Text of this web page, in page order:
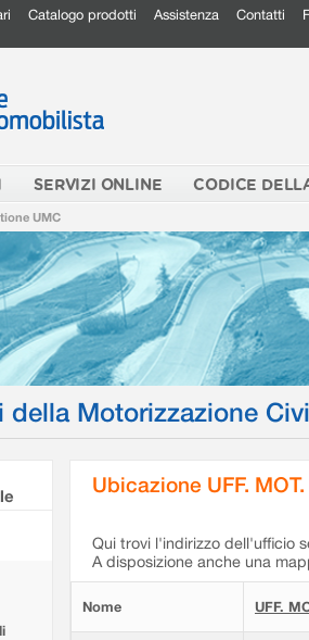
Catalogo prodotti Assistenza Contatti
SERVIZI ONLINE CODICE
UMC
della Motorizzazione
Ubicazione UFF.
Qui trovi l'indirizzo dell'ufficio
A disposizione anche una
Nome UFF.